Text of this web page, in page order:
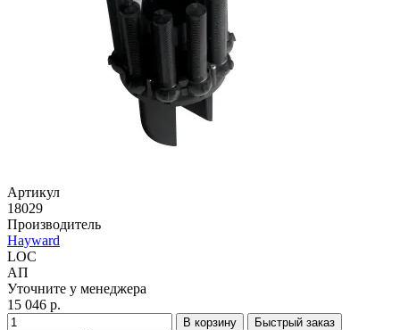
Артикул
18029
Производитель
Hayward
LOC
АП
Уточните у менеджера
15 046 р.
В корзину
Быстрый заказ